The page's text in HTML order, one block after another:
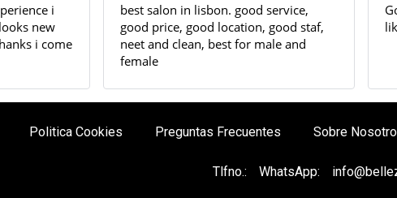
i
new
i come
best salon in lisbon. good service,
good price, good location, good staf,
neet and clean, best for male and
female
Politica Cookies Preguntas Frecuentes Sobre
Tlfno.: WhatsApp: